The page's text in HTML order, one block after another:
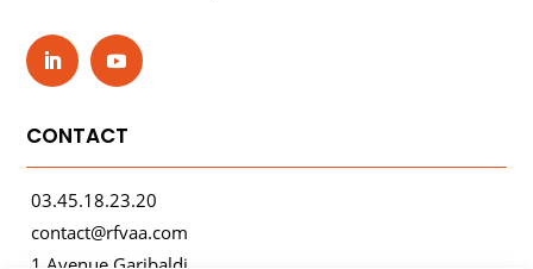
CONTACT
03.45.18.23.20
contact@rfvaa.com